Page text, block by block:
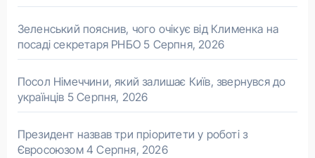
Зеленський пояснив, чого очікує від Клименка на
посаді секретаря РНБО 5 Серпня, 2026
Посол Німеччини, який залишає Київ, звернувся до
українців 5 Серпня, 2026
Президент назвав три пріоритети у роботі з
Євросоюзом 4 Серпня, 2026